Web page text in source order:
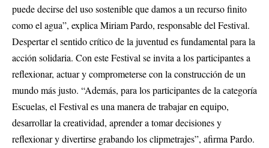
puede decirse del uso sostenible que damos a un recurso finito
como el agua”, explica Miriam Pardo, responsable del Festival.
Despertar el sentido crítico de la juventud es fundamental para la
acción solidaria. Con este Festival se invita a los participantes a
reflexionar, actuar y comprometerse con la construcción de un
mundo más justo. “Además, para los participantes de la categoría
Escuelas, el Festival es una manera de trabajar en equipo,
desarrollar la creatividad, aprender a tomar decisiones y
reflexionar y divertirse grabando los clipmetrajes”, afirma Pardo.